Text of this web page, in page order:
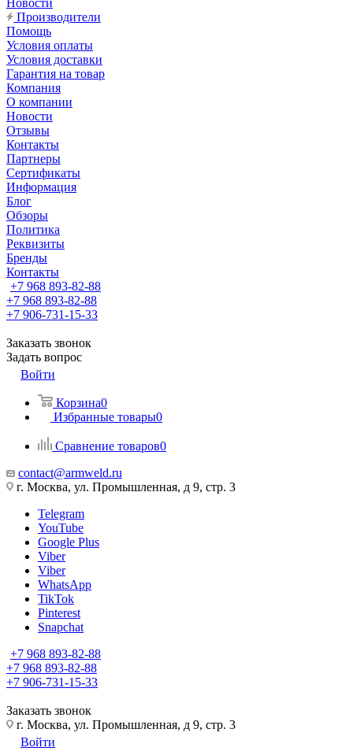
Новости
Производители
Помощь
Условия оплаты
Условия доставки
Гарантия на товар
Компания
О компании
Новости
Отзывы
Контакты
Партнеры
Сертификаты
Информация
Блог
Обзоры
Политика
Реквизиты
Бренды
Контакты
+7 968 893-82-88
+7 968 893-82-88
+7 906-731-15-33
Заказать звонок
Задать вопрос
Войти
Корзина0
Избранные товары0
Сравнение товаров0
contact@armweld.ru
г. Москва, ул. Промышленная, д 9, стр. 3
Telegram
YouTube
Google Plus
Viber
Viber
WhatsApp
TikTok
Pinterest
Snapchat
+7 968 893-82-88
+7 968 893-82-88
+7 906-731-15-33
Заказать звонок
г. Москва, ул. Промышленная, д 9, стр. 3
Войти